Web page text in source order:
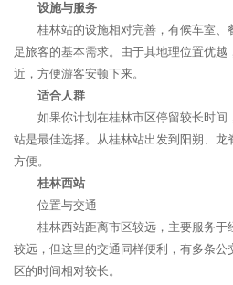
设施与服务
桂林站的设施相对完善，有候车室
足旅客的基本需求。由于其地理位置优
近，方便游客安顿下来。
适合人群
如果你计划在桂林市区停留较长时
站是最佳选择。从桂林站出发到阳朔、
方便。
桂林西站
位置与交通
桂林西站距离市区较远，主要服务
较远，但这里的交通同样便利，有多条
区的时间相对较长。